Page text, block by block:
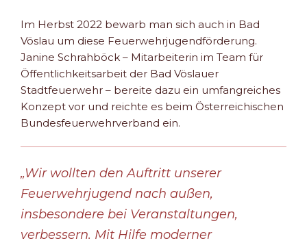
Im Herbst 2022 bewarb man sich auch in Bad
Vöslau um diese Feuerwehrjugendförderung.
Janine Schrahböck – Mitarbeiterin im Team für
Öffentlichkeitsarbeit der Bad Vöslauer
Stadtfeuerwehr – bereite dazu ein umfangreiches
Konzept vor und reichte es beim Österreichischen
Bundesfeuerwehrverband ein.
„Wir wollten den Auftritt unserer
Feuerwehrjugend nach außen,
insbesondere bei Veranstaltungen,
verbessern. Mit Hilfe moderner